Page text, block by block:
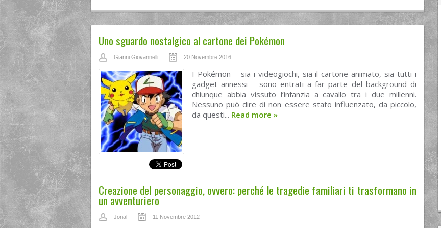
Uno sguardo nostalgico al cartone dei Pokémon
Gianni Giovannelli 20 Novembre 2016
I Pokémon – sia i videogiochi, sia il cartone animato, sia tutti i
gadget annessi – sono entrati a far parte del background di
chiunque abbia vissuto l’infanzia a cavallo tra i due millenni.
Nessuno può dire di non essere stato influenzato, da piccolo,
da questi... Read more »
Creazione del personaggio, ovvero: perché le tragedie familiari ti trasformano in
un avventuriero
Jorial 11 Novembre 2012